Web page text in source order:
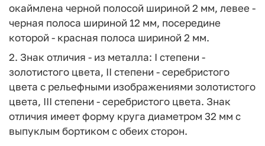
окаймлена черной полосой шириной 2 мм, левее -
черная полоса шириной 12 мм, посередине
которой - красная полоса шириной 2 мм.
2. Знак отличия - из металла: I степени -
золотистого цвета, II степени - серебристого
цвета с рельефными изображениями золотистого
цвета, III степени - серебристого цвета. Знак
отличия имеет форму круга диаметром 32 мм с
выпуклым бортиком с обеих сторон.